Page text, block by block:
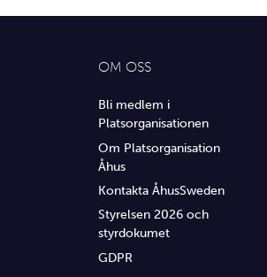
OM OSS
Bli medlem i
Platsorganisationen
Om Platsorganisation
Åhus
Kontakta ÅhusSweden
Styrelsen 2026 och
styrdokumet
GDPR